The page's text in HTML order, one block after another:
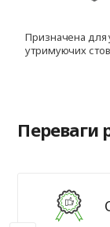
Призначена для
утримуючих
Переваги